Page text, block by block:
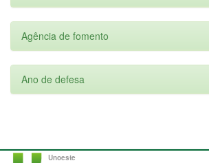
Agência de fomento
Ano de defesa
Unoeste